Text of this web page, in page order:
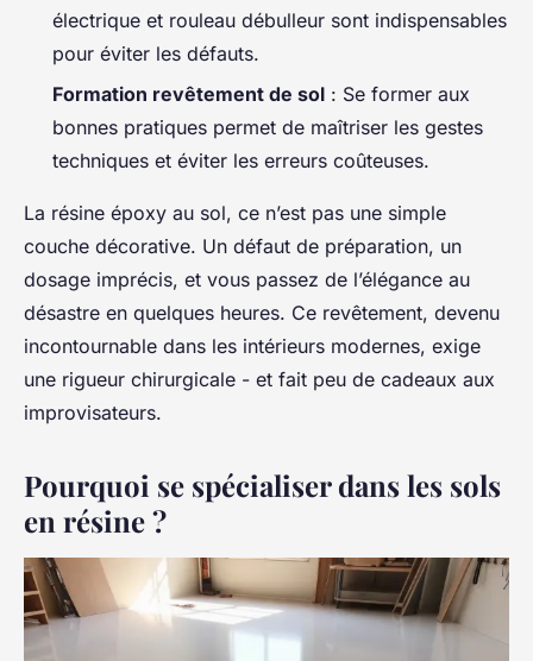
électrique et rouleau débulleur sont indispensables
pour éviter les défauts.
Formation revêtement de sol : Se former aux
bonnes pratiques permet de maîtriser les gestes
techniques et éviter les erreurs coûteuses.
La résine époxy au sol, ce n’est pas une simple
couche décorative. Un défaut de préparation, un
dosage imprécis, et vous passez de l’élégance au
désastre en quelques heures. Ce revêtement, devenu
incontournable dans les intérieurs modernes, exige
une rigueur chirurgicale - et fait peu de cadeaux aux
improvisateurs.
Pourquoi se spécialiser dans les sols
en résine ?